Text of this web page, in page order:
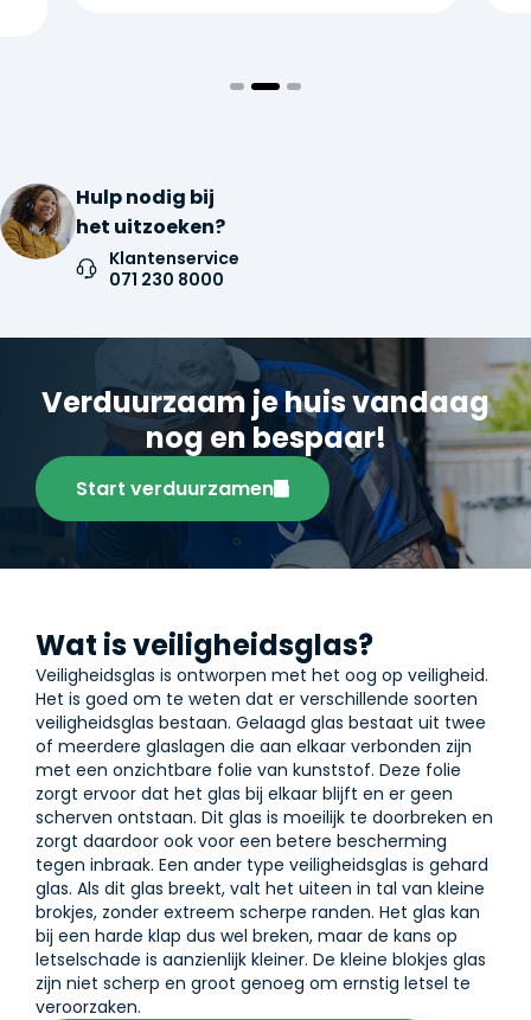
Hulp nodig bij
het uitzoeken?
Klantenservice
071 230 8000
Verduurzaam je huis vandaag
nog en bespaar!
Start verduurzamen
Wat is veiligheidsglas?
Veiligheidsglas is ontworpen met het oog op veiligheid.
Het is goed om te weten dat er verschillende soorten
veiligheidsglas bestaan. Gelaagd glas bestaat uit twee
of meerdere glaslagen die aan elkaar verbonden zijn
met een onzichtbare folie van kunststof. Deze folie
zorgt ervoor dat het glas bij elkaar blijft en er geen
scherven ontstaan. Dit glas is moeilijk te doorbreken en
zorgt daardoor ook voor een betere bescherming
tegen inbraak. Een ander type veiligheidsglas is gehard
glas. Als dit glas breekt, valt het uiteen in tal van kleine
brokjes, zonder extreem scherpe randen. Het glas kan
bij een harde klap dus wel breken, maar de kans op
letselschade is aanzienlijk kleiner. De kleine blokjes glas
zijn niet scherp en groot genoeg om ernstig letsel te
veroorzaken.